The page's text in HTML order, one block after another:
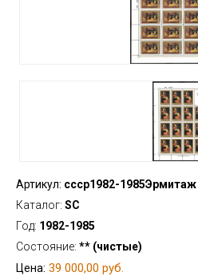
Артикул: ссср1982-1985Эрмитаж
Каталог: SC
Год: 1982-1985
Состояние: ** (чистые)
Цена: 39 000,00 руб.